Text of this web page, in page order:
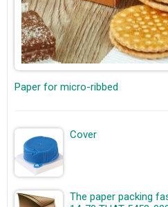
Paper for micro-ribbed
Cover
The paper packing